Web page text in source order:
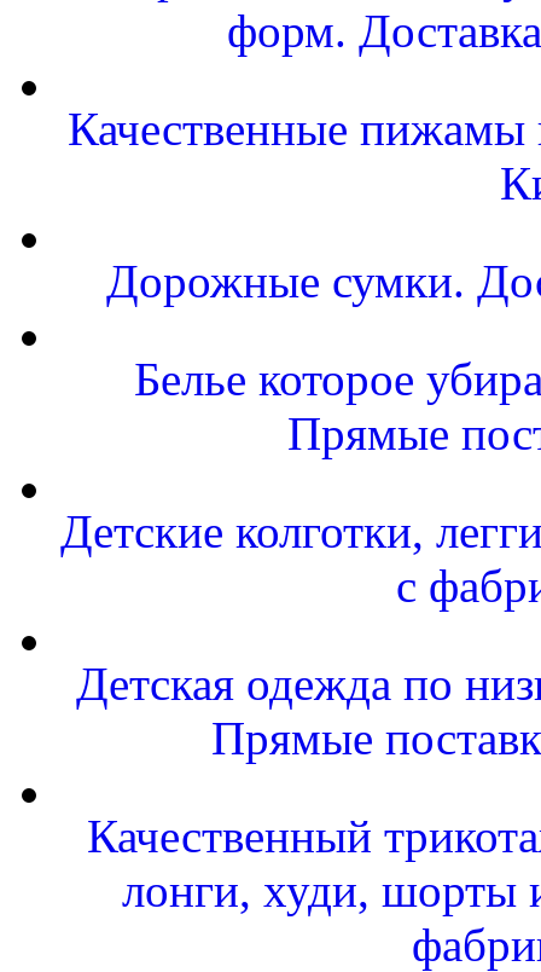
форм.
Качественные пижамы
Дорожные сумки.
Белье которое
Прямые
Детские колготки,
с
Детская одежда по
Прямые
Качественный
лонги, худи, шорты